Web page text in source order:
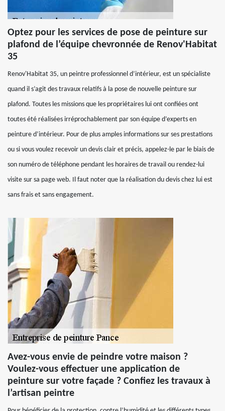
Optez pour les services de pose de peinture sur
plafond de l’équipe chevronnée de Renov'Habitat
35
Renov'Habitat 35, un peintre professionnel d’intérieur, est un spécialiste
quand il s’agit des travaux relatifs à la pose de nouvelle peinture sur
plafond. Toutes les missions que les propriétaires lui ont confiées ont
toutes été réalisées irréprochablement par son équipe d’experts en
peinture d’intérieur. Pour de plus amples informations sur ses prestations
ou si vous voulez recevoir un devis clair et précis, appelez-le par le biais de
son numéro de téléphone pendant les horaires de travail ou rendez-lui
visite sur sa page web. Il faut noter que la réalisation du devis chez lui est
sans frais et sans engagement.
Avez-vous envie de peindre votre maison ?
Voulez-vous effectuer une application de
peinture sur votre façade ? Confiez les travaux à
l’artisan peintre